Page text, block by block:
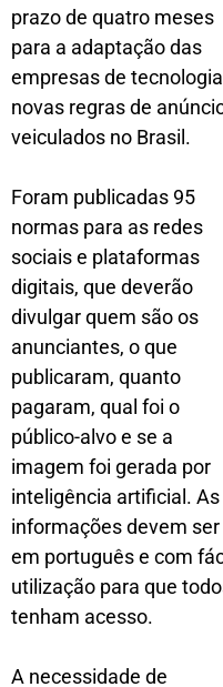
prazo de quatro meses
para a adaptação das
empresas de
novas regras de
veiculados no Brasil.
Foram publicadas 95
normas para as redes
sociais e plataformas
digitais, que deverão
divulgar quem são os
anunciantes, o que
publicaram, quanto
pagaram, qual foi o
público-alvo e se a
imagem foi gerada por
inteligência artificial. As
informações devem ser
em português e com
utilização para que
tenham acesso.
A necessidade de